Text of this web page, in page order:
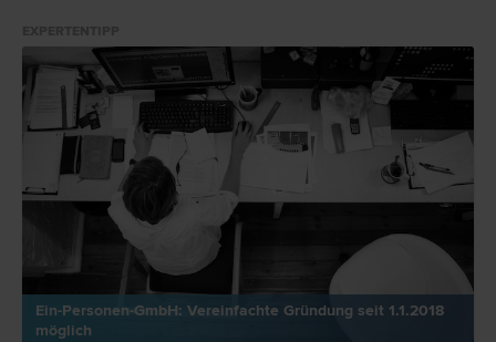
Ein-Personen-GmbH: Vereinfachte Gründung seit 1.1.2018
möglich